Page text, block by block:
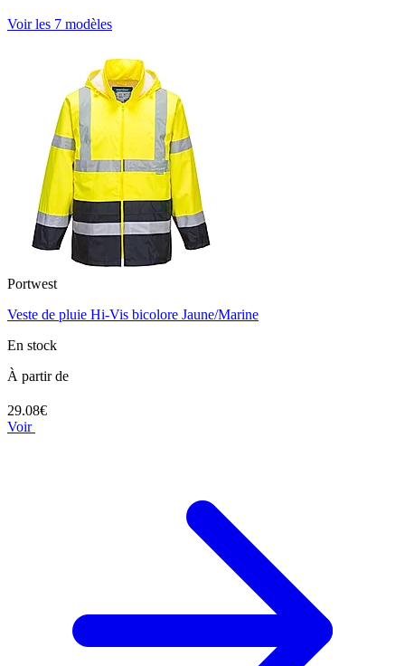
Voir les 7 modèles
Portwest
Veste de pluie Hi-Vis bicolore Jaune/Marine
En stock
À partir de
29.08€
Voir